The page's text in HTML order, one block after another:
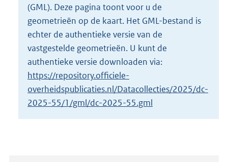
t
e
:
2
K
b
(GML). Deze pagina toont voor u de
geometrieën op de kaart. Het GML-bestand is
echter de authentieke versie van de
vastgestelde geometrieën. U kunt de
authentieke versie downloaden via:
https://repository.officiele-
overheidspublicaties.nl/Datacollecties/2025/dc-
2025-55/1/gml/dc-2025-55.gml